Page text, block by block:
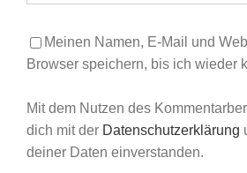
Meinen Namen, E-Mail und
Browser speichern, bis ich wieder
Mit dem Nutzen des
dich mit der Datenschutzerklärung
deiner Daten einverstanden.